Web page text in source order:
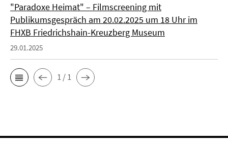
"Paradoxe Heimat" – Filmscreening mit
Publikumsgespräch am 20.02.2025 um 18 Uhr im
FHXB Friedrichshain-Kreuzberg Museum
29.01.2025
1 / 1